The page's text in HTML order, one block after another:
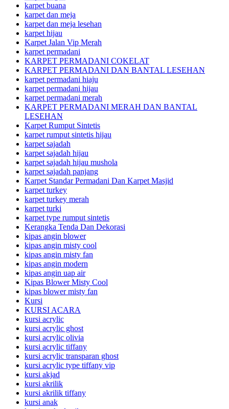
karpet buana
karpet dan meja
karpet dan meja lesehan
karpet hijau
Karpet Jalan Vip Merah
karpet permadani
KARPET PERMADANI COKELAT
KARPET PERMADANI DAN BANTAL LESEHAN
karpet permadani hiaju
karpet permadani hijau
karpet permadani merah
KARPET PERMADANI MERAH DAN BANTAL
LESEHAN
Karpet Rumput Sintetis
karpet rumput sintetis hijau
karpet sajadah
karpet sajadah hijau
karpet sajadah hijau mushola
karpet sajadah panjang
Karpet Standar Permadani Dan Karpet Masjid
karpet turkey
karpet turkey merah
karpet turki
karpet type rumput sintetis
Kerangka Tenda Dan Dekorasi
kipas angin blower
kipas angin misty cool
kipas angin misty fan
kipas angin modern
kipas angin uap air
Kipas Blower Misty Cool
kipas blower misty fan
Kursi
KURSI ACARA
kursi acrylic
kursi acrylic ghost
kursi acrylic olivia
kursi acrylic tiffany
kursi acrylic transparan ghost
kursi acrylic type tiffany vip
kursi akjad
kursi akrilik
kursi akrilik tiffany
kursi anak